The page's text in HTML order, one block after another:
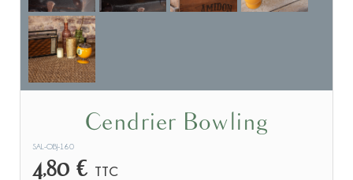
Cendrier Bowling
SAL-OBJ-160
4,80 € TTC